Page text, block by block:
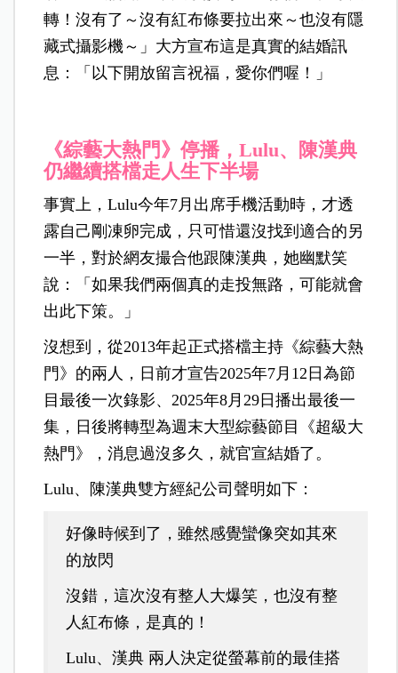
轉！沒有了～沒有紅布條要拉出來～也沒有隱
藏式攝影機～」大方宣布這是真實的結婚訊
息：「以下開放留言祝福，愛你們喔！」
《綜藝大熱門》停播，Lulu、陳漢典
仍繼續搭檔走人生下半場
事實上，Lulu今年7月出席手機活動時，才透
露自己剛凍卵完成，只可惜還沒找到適合的另
一半，對於網友撮合他跟陳漢典，她幽默笑
說：「如果我們兩個真的走投無路，可能就會
出此下策。」
沒想到，從2013年起正式搭檔主持《綜藝大熱
門》的兩人，日前才宣告2025年7月12日為節
目最後一次錄影、2025年8月29日播出最後一
集，日後將轉型為週末大型綜藝節目《超級大
熱門》，消息過沒多久，就官宣結婚了。
Lulu、陳漢典雙方經紀公司聲明如下：
好像時候到了，雖然感覺蠻像突如其來
的放閃
沒錯，這次沒有整人大爆笑，也沒有整
人紅布條，是真的！
Lulu、漢典 兩人決定從螢幕前的最佳搭